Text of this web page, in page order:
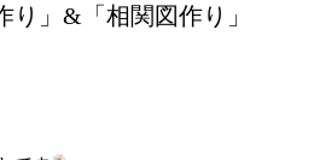
り」&「相関図作り」